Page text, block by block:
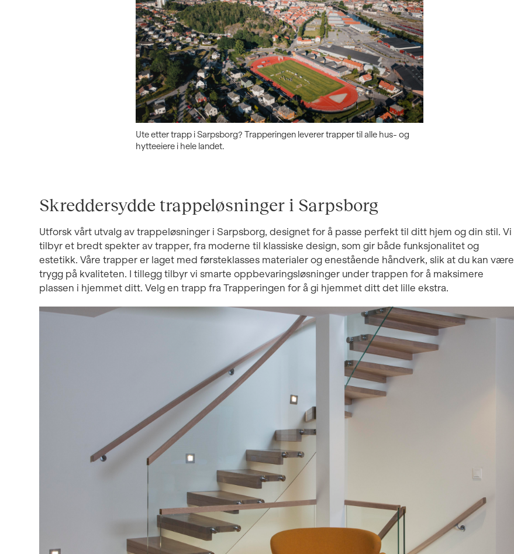
Ute etter trapp i Sarpsborg? Trapperingen leverer trapper til alle hus- og
hytteeiere i hele landet.
Skreddersydde trappeløsninger i Sarpsborg
Utforsk vårt utvalg av trappeløsninger i Sarpsborg, designet for å passe perfekt til ditt hjem og din stil. Vi
tilbyr et bredt spekter av trapper, fra moderne til klassiske design, som gir både funksjonalitet og
estetikk. Våre trapper er laget med førsteklasses materialer og enestående håndverk, slik at du kan være
trygg på kvaliteten. I tillegg tilbyr vi smarte oppbevaringsløsninger under trappen for å maksimere
plassen i hjemmet ditt. Velg en trapp fra Trapperingen for å gi hjemmet ditt det lille ekstra.